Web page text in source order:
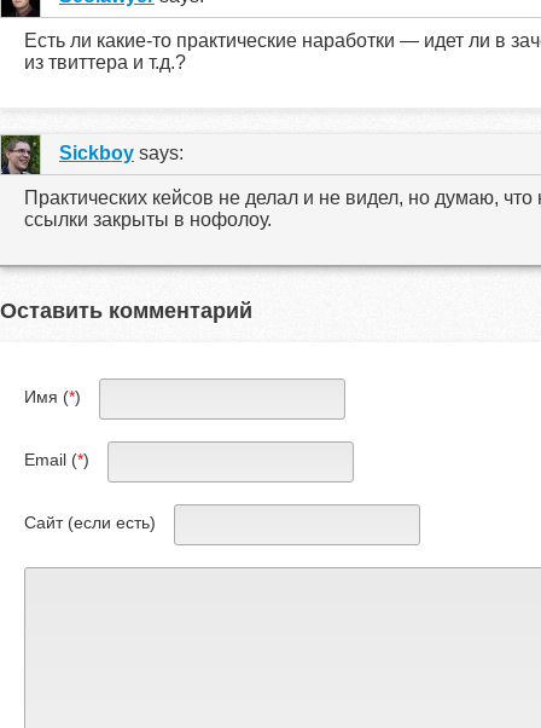
Есть ли какие-то практические наработки — идет ли в
из твиттера и т.д.?
Sickboy says:
Практических кейсов не делал и не видел, но думаю, что
ссылки закрыты в нофолоу.
Оставить комментарий
Имя (*)
Email (*)
Сайт (если есть)